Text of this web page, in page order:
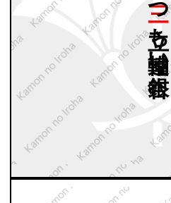
銀杏